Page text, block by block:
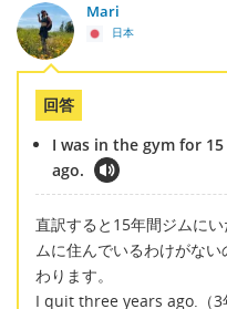
Mari
日本
回答
I was in the gym for
ago.
直訳すると15年間ジムに
ムに住んでいるわけがな
わります。
I quit three years ago.（3